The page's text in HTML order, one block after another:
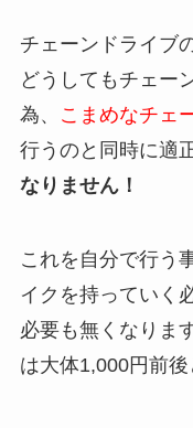
チェーンドライブ
どうしてもチェー
為、
こまめなチェ
行うのと同時に適
なりません！
これを自分で行う
イクを持っていく
必要も無くなりま
は大体1,000円前後